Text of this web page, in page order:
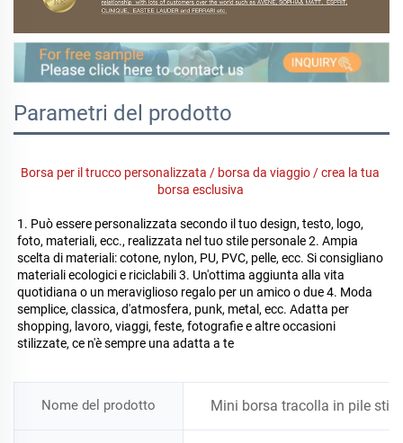
Parametri del prodotto
Borsa per il trucco personalizzata / borsa da viaggio / crea la tua
borsa esclusiva
1. Può essere personalizzata secondo il tuo design, testo, logo,
foto, materiali, ecc., realizzata nel tuo stile personale 2. Ampia
scelta di materiali: cotone, nylon, PU, PVC, pelle, ecc. Si consigliano
materiali ecologici e riciclabili 3. Un'ottima aggiunta alla vita
quotidiana o un meraviglioso regalo per un amico o due 4. Moda
semplice, classica, d'atmosfera, punk, metal, ecc. Adatta per
shopping, lavoro, viaggi, feste, fotografie e altre occasioni
stilizzate, ce n'è sempre una adatta a te
Nome del prodotto Mini borsa tracolla in pile